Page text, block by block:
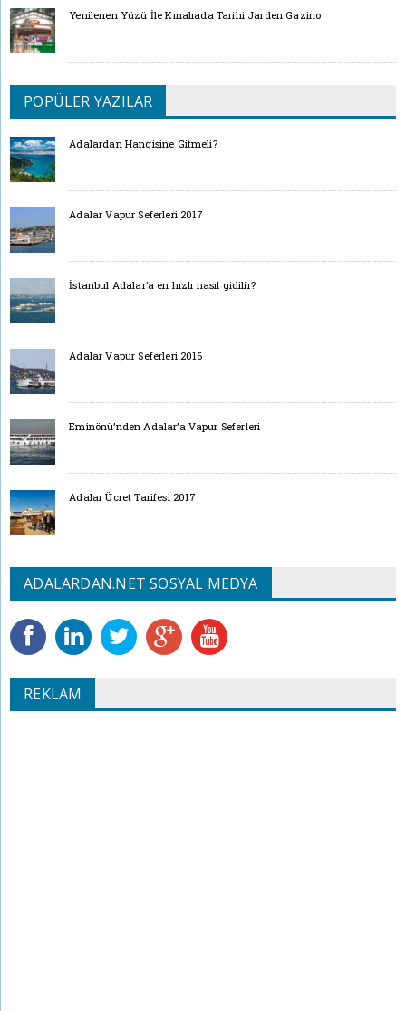
Yenilenen Yüzü İle Kınalıada Tarihi Jarden Gazino
POPÜLER YAZILAR
Adalardan Hangisine Gitmeli?
Adalar Vapur Seferleri 2017
İstanbul Adalar’a en hızlı nasıl gidilir?
Adalar Vapur Seferleri 2016
Eminönü’nden Adalar’a Vapur Seferleri
Adalar Ücret Tarifesi 2017
ADALARDAN.NET SOSYAL MEDYA
REKLAM